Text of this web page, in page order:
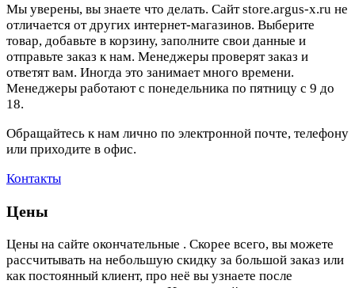
Мы уверены, вы знаете что делать. Сайт store.argus-x.ru не
отличается от других интернет-магазинов. Выберите
товар, добавьте в корзину, заполните свои данные и
отправьте заказ к нам. Менеджеры проверят заказ и
ответят вам. Иногда это занимает много времени.
Менеджеры работают с понедельника по пятницу с 9 до
18.
Обращайтесь к нам лично по электронной почте, телефону
или приходите в офис.
Контакты
Цены
Цены на сайте окончательные . Скорее всего, вы можете
рассчитывать на небольшую скидку за большой заказ или
как постоянный клиент, про неё вы узнаете после